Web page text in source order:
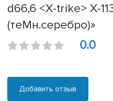
d66,6 <X-trike> X-
(теMн.серебро)»
0.0
Добавить отзыв